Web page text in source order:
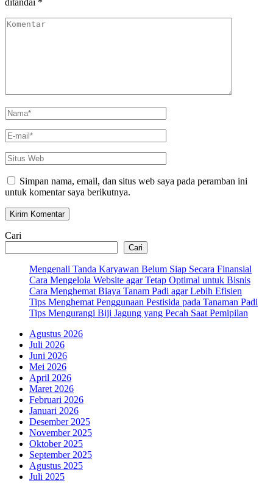
Komentar
Nama*
E-
mail*
Situs
Web
Simpan nama, email, dan situs web saya pada peramban ini
untuk komentar saya berikutnya.
Cari
Cari
Mengenali Tanda Karyawan Belum Siap Secara Finansial
Cara Mengelola Website agar Tetap Optimal untuk Bisnis
Cara Menghemat Biaya Tanam Padi agar Lebih Efisien
Tips Menghemat Penggunaan Pestisida pada Tanaman Padi
Tips Mengurangi Biji Jagung yang Pecah Saat Pemipilan
Agustus 2026
Juli 2026
Juni 2026
Mei 2026
April 2026
Maret 2026
Februari 2026
Januari 2026
Desember 2025
November 2025
Oktober 2025
September 2025
Agustus 2025
Juli 2025